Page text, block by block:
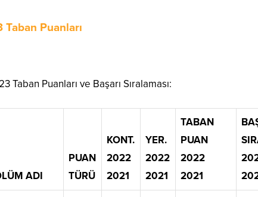
Puanları
Puanları ve Başarı Sıralaması:
ADI
PUAN
TÜRÜ
KONT.
2022
2021
YER.
2022
2021
TABAN
PUAN
2022
2021